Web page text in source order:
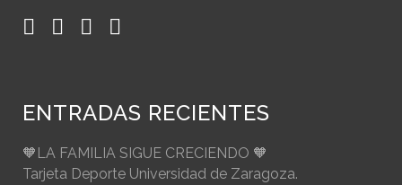
ENTRADAS RECIENTES
🧡LA FAMILIA SIGUE CRECIENDO 🧡
Tarjeta Deporte Universidad de Zaragoza.